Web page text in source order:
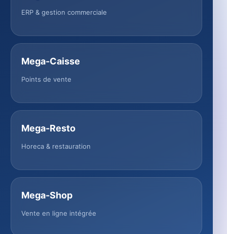
ERP & gestion commerciale
Mega-Caisse
Points de vente
Mega-Resto
Horeca & restauration
Mega-Shop
Vente en ligne intégrée